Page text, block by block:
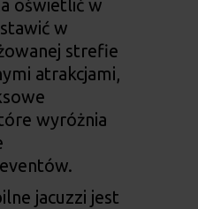
oświetlić w
w
strefie
atrakcjami,
wyróżnia
jacuzzi jest